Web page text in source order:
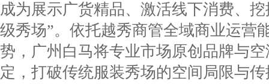
成为展示广货精品、激活线下消费、
级秀场”。依托越秀商管全域商业运营
势，广州白马将专业市场原创品牌与
定，打破传统服装秀场的空间局限与